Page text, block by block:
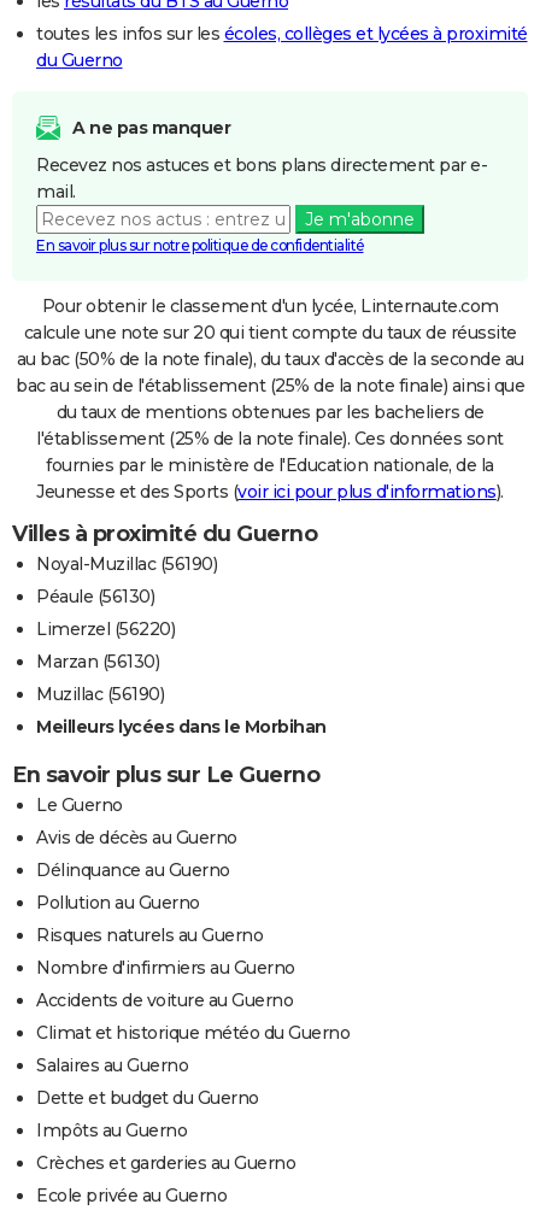
toutes les infos sur les écoles, collèges et lycées à proximité
du Guerno
A ne pas manquer
Recevez nos astuces et bons plans directement par e-
mail.
Je m'abonne
En savoir plus sur notre politique de confidentialité
Pour obtenir le classement d'un lycée, Linternaute.com
calcule une note sur 20 qui tient compte du taux de réussite
au bac (50% de la note finale), du taux d'accès de la seconde au
bac au sein de l'établissement (25% de la note finale) ainsi que
du taux de mentions obtenues par les bacheliers de
l'établissement (25% de la note finale). Ces données sont
fournies par le ministère de l'Education nationale, de la
Jeunesse et des Sports (voir ici pour plus d'informations).
Villes à proximité du Guerno
Noyal-Muzillac (56190)
Péaule (56130)
Limerzel (56220)
Marzan (56130)
Muzillac (56190)
Meilleurs lycées dans le Morbihan
En savoir plus sur Le Guerno
Le Guerno
Avis de décès au Guerno
Délinquance au Guerno
Pollution au Guerno
Risques naturels au Guerno
Nombre d'infirmiers au Guerno
Accidents de voiture au Guerno
Climat et historique météo du Guerno
Salaires au Guerno
Dette et budget du Guerno
Impôts au Guerno
Crèches et garderies au Guerno
Ecole privée au Guerno